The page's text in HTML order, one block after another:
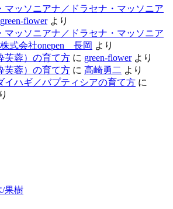
マッソニアナ／ドラセナ・マッソニア
green-flowerより
マッソニアナ／ドラセナ・マッソニア
株式会社onepen 長岡 より
芙蓉）の育て方 に green-flowerより
芙蓉）の育て方 に 高崎勇二 より
イハギ／バプティシアの育て方 に
/果樹